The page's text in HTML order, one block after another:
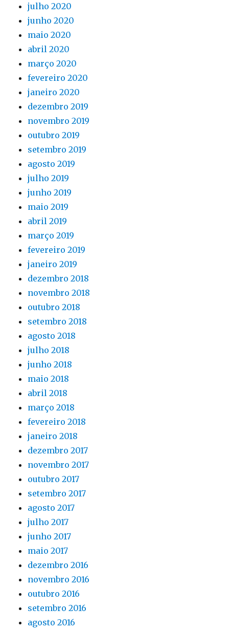
julho 2020
junho 2020
maio 2020
abril 2020
março 2020
fevereiro 2020
janeiro 2020
dezembro 2019
novembro 2019
outubro 2019
setembro 2019
agosto 2019
julho 2019
junho 2019
maio 2019
abril 2019
março 2019
fevereiro 2019
janeiro 2019
dezembro 2018
novembro 2018
outubro 2018
setembro 2018
agosto 2018
julho 2018
junho 2018
maio 2018
abril 2018
março 2018
fevereiro 2018
janeiro 2018
dezembro 2017
novembro 2017
outubro 2017
setembro 2017
agosto 2017
julho 2017
junho 2017
maio 2017
dezembro 2016
novembro 2016
outubro 2016
setembro 2016
agosto 2016